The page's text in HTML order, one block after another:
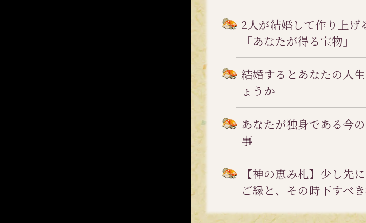
2人が結婚して作り上げ
「あなたが得る宝物」
結婚するとあなたの人
ょうか
あなたが独身である今
事
【神の恵み札】少し先
ご縁と、その時下すべ